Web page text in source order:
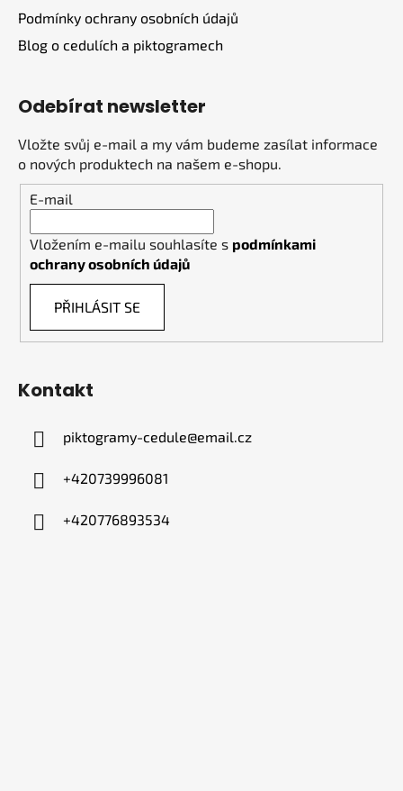
Podmínky ochrany osobních údajů
Blog o cedulích a piktogramech
Odebírat newsletter
Vložte svůj e-mail a my vám budeme zasílat informace
o nových produktech na našem e-shopu.
E-mail
Vložením e-mailu souhlasíte s podmínkami
ochrany osobních údajů
PŘIHLÁSIT SE
Kontakt
piktogramy-cedule@email.cz
+420739996081
+420776893534